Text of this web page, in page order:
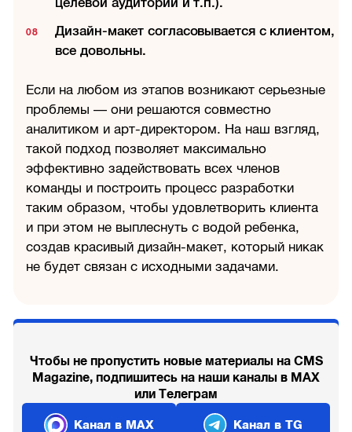
Дизайн-макет согласовывается с клиентом,
все довольны.
Если на любом из этапов возникают серьезные
проблемы — они решаются совместно
аналитиком и арт-директором. На наш взгляд,
такой подход позволяет максимально
эффективно задействовать всех членов
команды и построить процесс разработки
таким образом, чтобы удовлетворить клиента
и при этом не выплеснуть с водой ребенка,
создав красивый дизайн-макет, который никак
не будет связан с исходными задачами.
Чтобы не пропустить новые материалы на CMS
Magazine, подпишитесь на наши каналы в MAX
или Телеграм
Канал в MAX Канал в TG